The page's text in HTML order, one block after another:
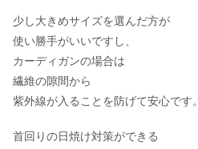
少し大きめサイズを選んだ方が
使い勝手がいいですし、
カーディガンの場合は
繊維の隙間から
紫外線が入ることを防げて安心です。
首回りの日焼け対策ができる